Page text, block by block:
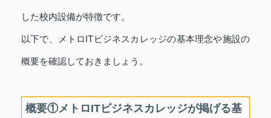
した校内設備が特徴です。
以下で、メトロITビジネスカレッジの基本理念や施設の
概要を確認しておきましょう。
概要①メトロITビジネスカレッジが掲げる基